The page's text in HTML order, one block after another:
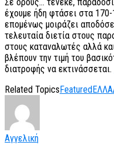
έχουμε ήδη φτάσει στα
επομένως μοιράζει
τελευταία διετία στους
στους καταναλωτές αλλά
βλέπουν την τιμή του
διατροφής να εκτινάσσεται.
Related TopicsFeatured
Αγγελική